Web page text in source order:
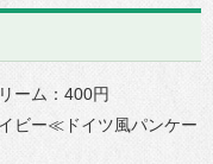
ーム：400円
ビー≪ドイツ風パンケー